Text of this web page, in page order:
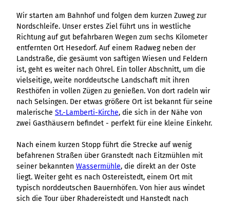
Wir starten am Bahnhof und folgen dem kurzen Zuweg zur
Nordschleife. Unser erstes Ziel führt uns in westliche
Richtung auf gut befahrbaren Wegen zum sechs Kilometer
entfernten Ort Hesedorf. Auf einem Radweg neben der
Landstraße, die gesäumt von saftigen Wiesen und Feldern
ist, geht es weiter nach Ohrel. Ein toller Abschnitt, um die
vielseitige, weite norddeutsche Landschaft mit ihren
Resthöfen in vollen Zügen zu genießen. Von dort radeln wir
nach Selsingen. Der etwas größere Ort ist bekannt für seine
malerische St.-Lamberti-Kirche, die sich in der Nähe von
zwei Gasthäusern befindet - perfekt für eine kleine Einkehr.
Nach einem kurzen Stopp führt die Strecke auf wenig
befahrenen Straßen über Granstedt nach Eitzmühlen mit
seiner bekannten Wassermühle, die direkt an der Oste
liegt. Weiter geht es nach Ostereistedt, einem Ort mit
typisch norddeutschen Bauernhöfen. Von hier aus windet
sich die Tour über Rhadereistedt und Hanstedt nach